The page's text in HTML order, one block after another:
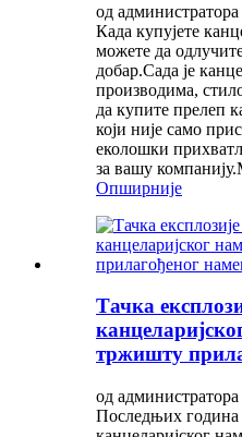
од
Када купујете
можете да
добар.Сада је
производима,
да купите прелеп
који није само
еколошки
за вашу
Опширније
Тачка
тржишту
од
Последњих година